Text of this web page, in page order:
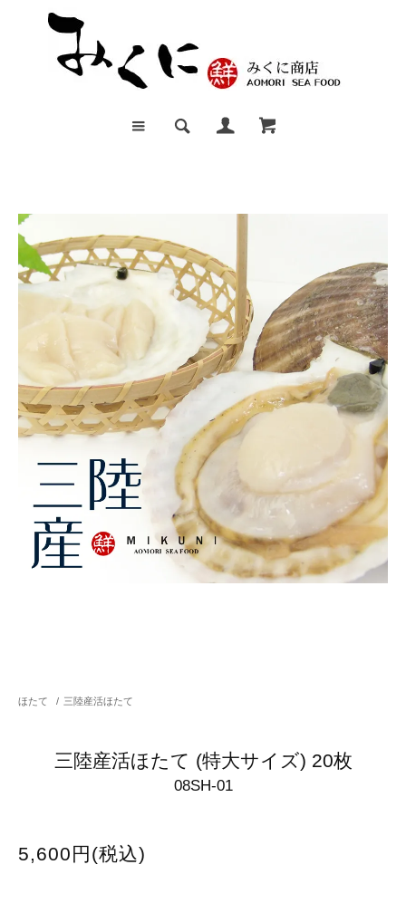
ほたて / 三陸産活ほたて
三陸産活ほたて (特大サイズ) 20枚
08SH-01
5,600円(税込)